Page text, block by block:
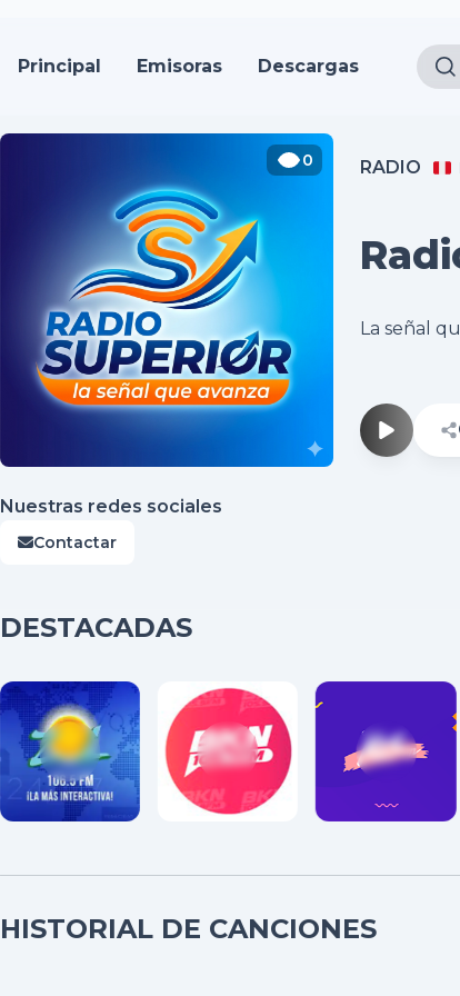
Principal Emisoras Descargas
RADIO
0
La señal
Nuestras redes sociales
Contactar
DESTACADAS
HISTORIAL DE CANCIONES